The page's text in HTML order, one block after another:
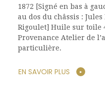
1872 [Signé en bas à
au dos du châssis :
Rigoulet] Huile sur toile
Provenance Atelier de
particulière.
EN SAVOIR PLUS